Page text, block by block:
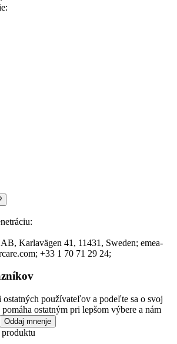
, Karlavägen 41 , 11431 , Sweden; emea-
+33 1 70 71 29 24;
ostatných používateľov a podeľte sa o svoj
ostatným pri lepšom výbere a nám
Oddaj mnenje
produktu